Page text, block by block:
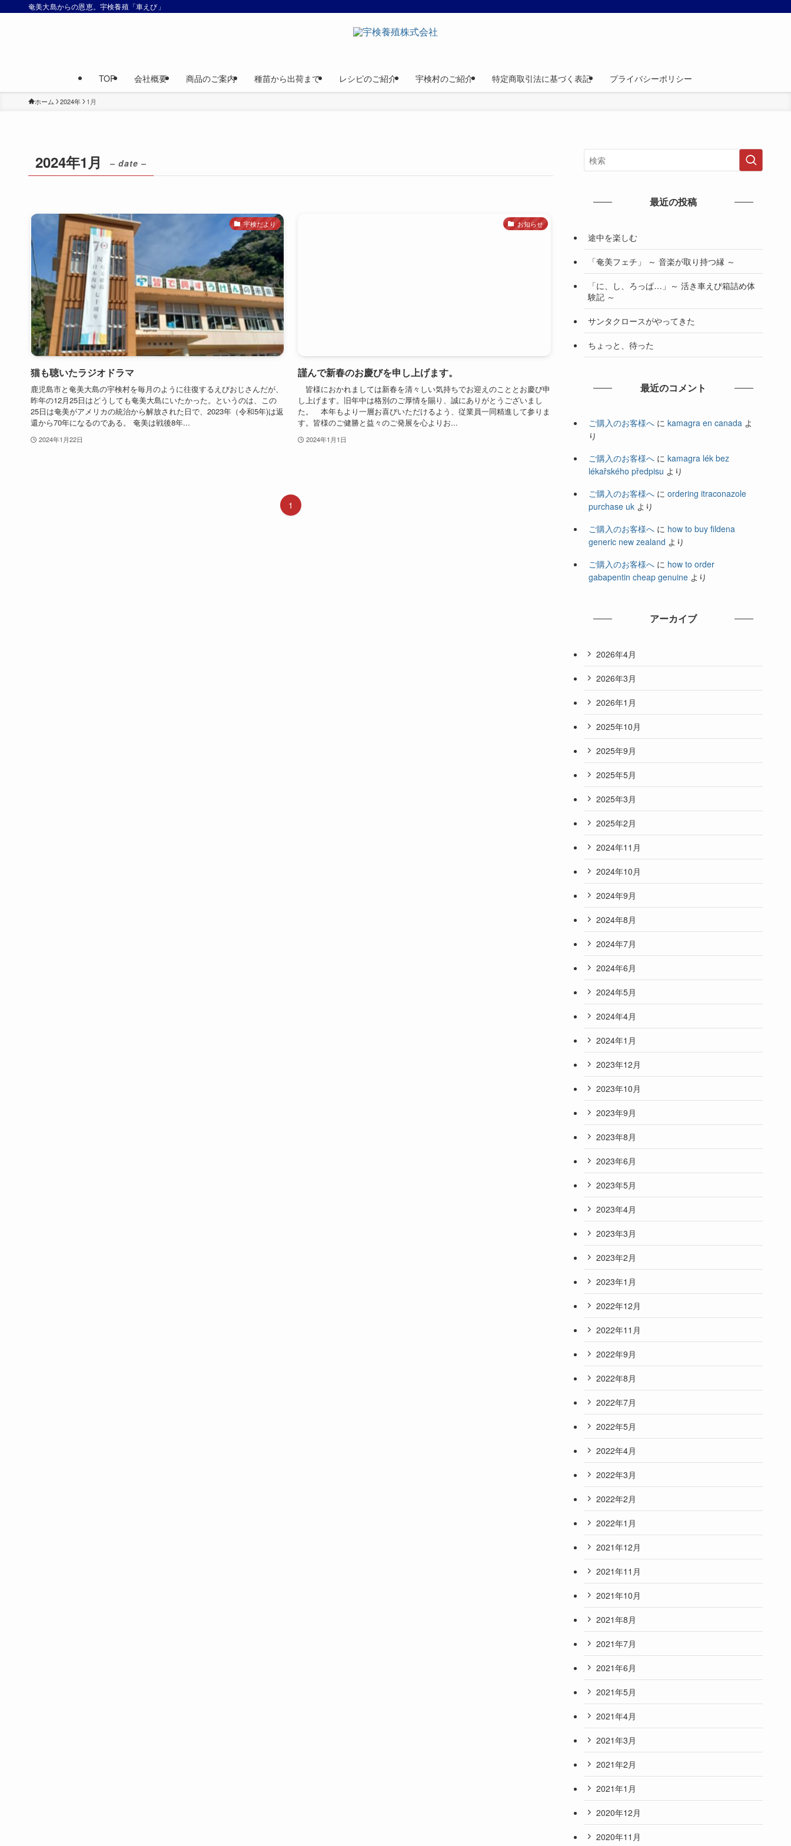
奄美大島からの恩恵。宇検養殖「車えび」
TOP 会社概要 商品のご案内 種苗から出荷まで レシピのご紹介 宇検村のご紹介 特定商取引法に基づく表記 プライバシーポリシー
ホーム 2024年 1月
2024年1月 – date –
宇検だより
猫も聴いたラジオドラマ
鹿児島市と奄美大島の宇検村を毎月のように往復するえびおじさんだが、
昨年の12月25日はどうしても奄美大島にいたかった。というのは、この
25日は奄美がアメリカの統治から解放された日で、2023年（令和5年)は返
還から70年になるのである。 奄美は戦後8年...
2024年1月22日
お知らせ
謹んで新春のお慶びを申し上げます。
皆様におかれましては新春を清々しい気持ちでお迎えのこととお慶び申
し上げます。旧年中は格別のご厚情を賜り、誠にありがとうございまし
た。 本年もより一層お喜びいただけるよう、従業員一同精進して参りま
す。皆様のご健勝と益々のご発展を心よりお...
2024年1月1日
1
最近の投稿
途中を楽しむ
「奄美フェチ」 ～ 音楽が取り持つ縁 ～
「に、し、ろっぱ…」～ 活き車えび箱詰め体
験記 ～
サンタクロースがやってきた
ちょっと、待った
最近のコメント
ご購入のお客様へ に kamagra en canada よ
り
ご購入のお客様へ に kamagra lék bez
lékařského předpisu より
ご購入のお客様へ に ordering itraconazole
purchase uk より
ご購入のお客様へ に how to buy fildena
generic new zealand より
ご購入のお客様へ に how to order
gabapentin cheap genuine より
アーカイブ
2026年4月
2026年3月
2026年1月
2025年10月
2025年9月
2025年5月
2025年3月
2025年2月
2024年11月
2024年10月
2024年9月
2024年8月
2024年7月
2024年6月
2024年5月
2024年4月
2024年1月
2023年12月
2023年10月
2023年9月
2023年8月
2023年6月
2023年5月
2023年4月
2023年3月
2023年2月
2023年1月
2022年12月
2022年11月
2022年9月
2022年8月
2022年7月
2022年5月
2022年4月
2022年3月
2022年2月
2022年1月
2021年12月
2021年11月
2021年10月
2021年8月
2021年7月
2021年6月
2021年5月
2021年4月
2021年3月
2021年2月
2021年1月
2020年12月
2020年11月